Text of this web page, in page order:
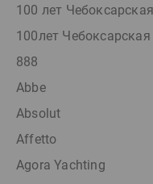
Виски
Водка
Водка особая
Джин
Дистиллят
Игристое вино
Коктейль
100 лет Чебоксарская
100лет Чебоксарская
888
Abbe
Absolut
Affetto
Agora Yachting